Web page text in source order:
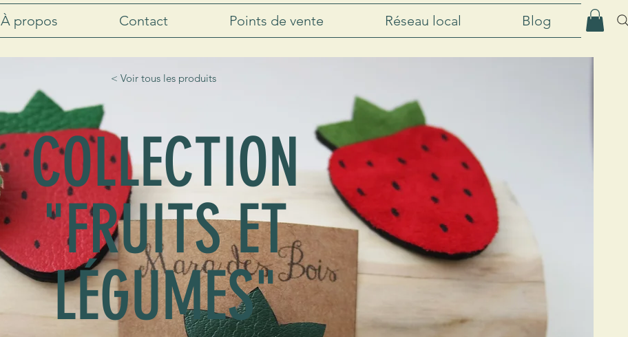
À propos Contact Points de vente Réseau local Blog
COLLECTION
"FRUITS ET
LÉGUMES"
< Voir tous les produits